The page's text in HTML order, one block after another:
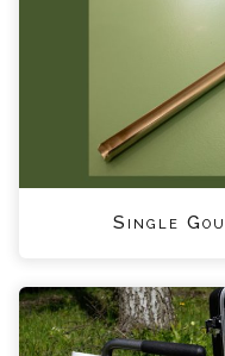
Single